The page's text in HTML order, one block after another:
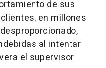
de sus
en millones
al intentar
el supervisor